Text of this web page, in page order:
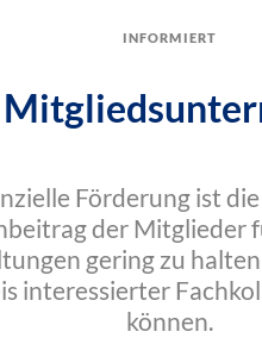
informiert
Förderung ist die
der Mitglieder
gering zu
interessierter
können.